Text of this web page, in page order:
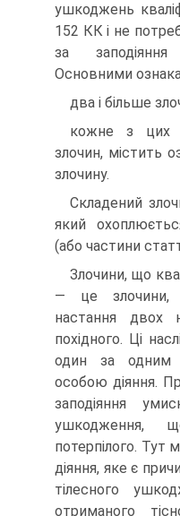
ушкоджень
152 КК і не
за
Основними
два і більше
кожне з цих
злочин, містить
злочину.
Складений
який
(або частини
Злочини, що
— це злочини,
настання двох
похідного. Ці
один за одним
особою діяння.
заподіяння
ушкодження,
потерпілого. Тут
діяння, яке є
тілесного
отриманого